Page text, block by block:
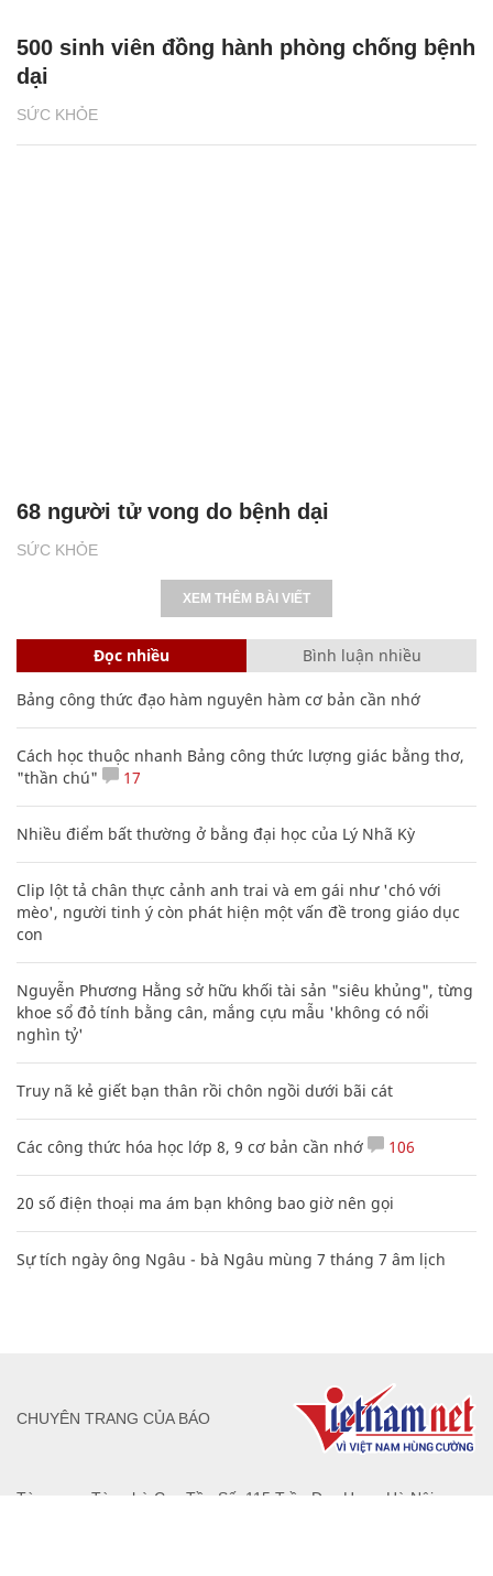
SỨC KHỎE
500 sinh viên đồng hành phòng chống bệnh
dại
SỨC KHỎE
68 người tử vong do bệnh dại
XEM THÊM BÀI VIẾT
Đọc nhiều Bình luận nhiều
Bảng công thức đạo hàm nguyên hàm cơ bản cần nhớ
Cách học thuộc nhanh Bảng công thức lượng giác bằng thơ,
"thần chú"
17
Nhiều điểm bất thường ở bằng đại học của Lý Nhã Kỳ
Clip lột tả chân thực cảnh anh trai và em gái như 'chó với
mèo', người tinh ý còn phát hiện một vấn đề trong giáo dục
con
Nguyễn Phương Hằng sở hữu khối tài sản "siêu khủng", từng
khoe sổ đỏ tính bằng cân, mắng cựu mẫu 'không có nổi
nghìn tỷ'
Truy nã kẻ giết bạn thân rồi chôn ngồi dưới bãi cát
Các công thức hóa học lớp 8, 9 cơ bản cần nhớ 106
20 số điện thoại ma ám bạn không bao giờ nên gọi
Sự tích ngày ông Ngâu - bà Ngâu mùng 7 tháng 7 âm lịch
Tòa soạn: Tòa nhà Cục Tần Số, 115 Trần Duy Hưng Hà Nội
CHUYÊN TRANG CỦA BÁO